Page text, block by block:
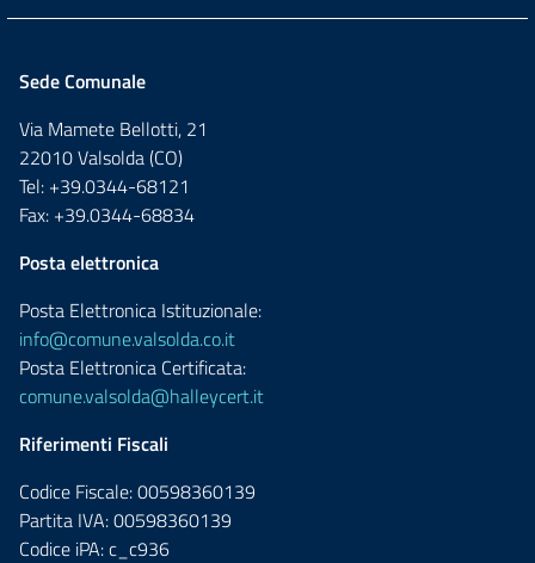
Sede Comunale
Via Mamete Bellotti, 21
22010 Valsolda (CO)
Tel: +39.0344-68121
Fax: +39.0344-68834
Posta elettronica
Posta Elettronica Istituzionale:
info@comune.valsolda.co.it
Posta Elettronica Certificata:
comune.valsolda@halleycert.it
Riferimenti Fiscali
Codice Fiscale: 00598360139
Partita IVA: 00598360139
Codice iPA: c_c936